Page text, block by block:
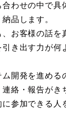
わせの中で具
品します。
お客様の話を
き出す力が何
開発を進める
絡・報告がき
参加できる人